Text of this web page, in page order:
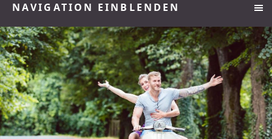
NAVIGATION EINBLENDEN